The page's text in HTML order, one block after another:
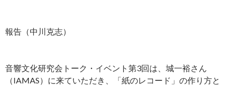
報告（中川克志）
音響文化研究会トーク・イベント第3回は、城一裕さん
（IAMAS）に来ていただき、「紙のレコード」の作り方と